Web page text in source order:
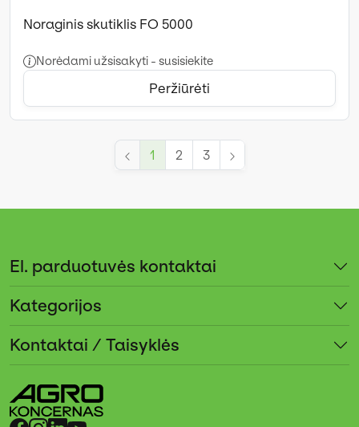
Noraginis skutiklis FO 5000
Norėdami užsisakyti - susisiekite
Peržiūrėti
1 2 3
El. parduotuvės kontaktai
Kategorijos
Kontaktai / Taisyklės